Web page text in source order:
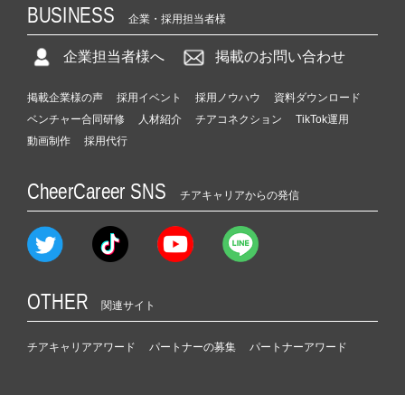
BUSINESS 企業・採用担当者様
企業担当者様へ 掲載のお問い合わせ
掲載企業様の声 採用イベント 採用ノウハウ
資料ダウンロード
ベンチャー合同研修
人材紹介 チアコネクション
TikTok運用
動画制作
採用代行
CheerCareer SNS チアキャリアからの発信
OTHER 関連サイト
チアキャリアアワード パートナーの募集 パートナーアワード